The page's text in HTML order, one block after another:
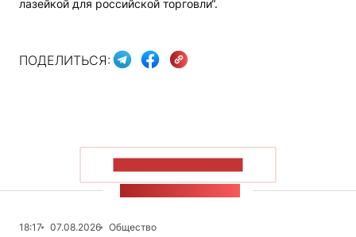
лазейкой для российской торговли“.
ПОДЕЛИТЬСЯ:
18:17 07.08.2026
Общество